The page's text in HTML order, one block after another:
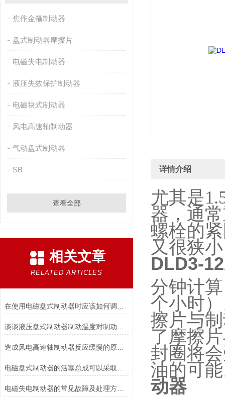
焦作金箍制动器
盘式制动器摩擦片
电磁失电制动器
液压失效保护制动器
电磁块式制动器
风电高速轴制动器
气动盘式制动器
SB
查看全部
相关文章
RELATED ARTICLES
造成风电高速轴制动器反应缓慢的原因有哪些？
电磁失电制动器的常见故障及处理方法讲解
详情介绍
尤其是
器，通
螺栓的
又很狭
DLD3-
分钟计
个小时
擦片与
了摩擦
封圈将
油的可
动器